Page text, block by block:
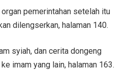
pemerintahan setelah itu
dilengserkan, halaman 140.
syiah, dan cerita dongeng
imam yang lain, halaman 163.